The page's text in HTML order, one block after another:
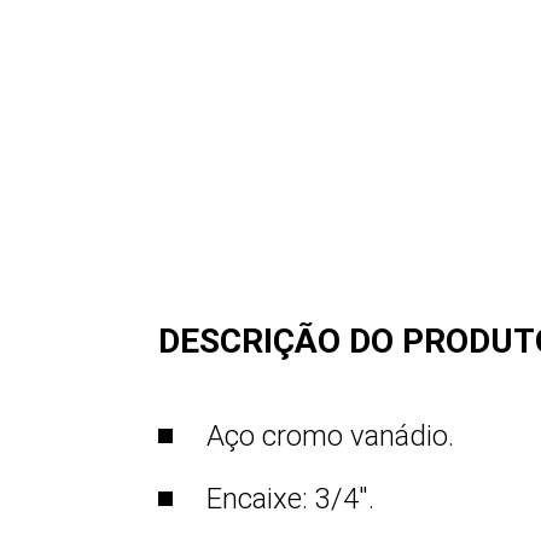
DESCRIÇÃO DO
Aço cromo vanádio.
Encaixe: 3/4".